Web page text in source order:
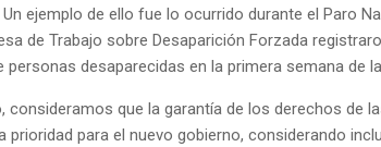
ejemplo de ello fue lo ocurrido durante el Paro
de Trabajo sobre Desaparición Forzada
desaparecidas en la primera semana de
consideramos que la garantía de los derechos de
prioridad para el nuevo gobierno, considerando